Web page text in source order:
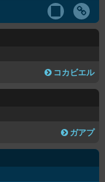
コカビエル
ガアプ